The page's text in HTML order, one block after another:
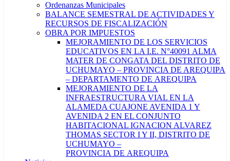
Ordenanzas Municipales
BALANCE SEMESTRAL DE ACTIVIDADES Y
RECURSOS DE FISCALIZACIÓN
OBRA POR IMPUESTOS
MEJORAMIENTO DE LOS SERVICIOS
EDUCATIVOS EN LA I.E. N°40091 ALMA
MATER DE CONGATA DEL DISTRITO DE
UCHUMAYO – PROVINCIA DE AREQUIPA
– DEPARTAMENTO DE AREQUIPA
MEJORAMIENTO DE LA
INFRAESTRUCTURA VIAL EN LA
ALAMEDA CUAJONE AVENIDA 1 Y
AVENIDA 2 EN EL CONJUNTO
HABITACIONAL IGNACION ALVAREZ
THOMAS SECTOR I Y II, DISTRITO DE
UCHUMAYO –
PROVINCIA DE AREQUIPA